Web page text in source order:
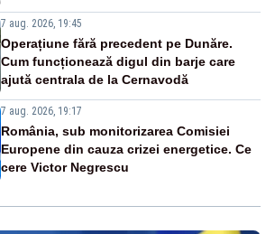
7 aug. 2026, 19:45
Operațiune fără precedent pe Dunăre.
Cum funcționează digul din barje care
ajută centrala de la Cernavodă
7 aug. 2026, 19:17
România, sub monitorizarea Comisiei
Europene din cauza crizei energetice. Ce
cere Victor Negrescu